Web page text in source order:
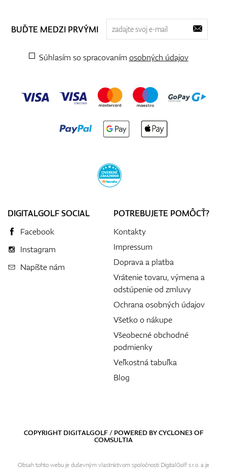
BUĎTE MEDZI PRVÝMI
Súhlasím so spracovaním osobných údajov
DIGITALGOLF SOCIAL
Facebook
Instagram
Napíšte nám
POTREBUJETE POMÔCŤ?
Kontakty
Impressum
Doprava a platba
Vrátenie tovaru, výmena a
odstúpenie od zmluvy
Ochrana osobných údajov
Všetko o nákupe
Všeobecné obchodné
podmienky
Veľkostná tabuľka
Blog
COPYRIGHT DIGITALGOLF / POWERED BYCYCLONE3OF
COMSULTIA
Obsah tohto webu je duševným vlastníctvom spoločnosti DigitalGolf s.r.o. a je